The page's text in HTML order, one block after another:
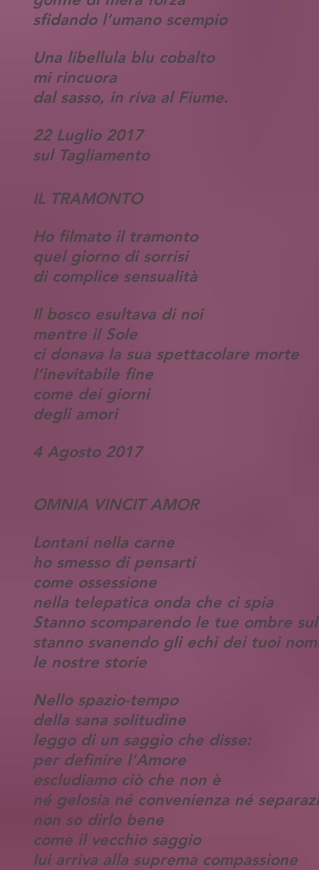
sfidando l’umano scempio
Una libellula blu cobalto
mi rincuora
dal sasso, in riva al Fiume.
22 Luglio 2017
sul Tagliamento
IL TRAMONTO
Ho filmato il tramonto
quel giorno di sorrisi
di complice sensualità
Il bosco esultava di noi
mentre il Sole
ci donava la sua spettacolare morte
l’inevitabile fine
come dei giorni
degli amori
4 Agosto 2017
OMNIA VINCIT AMOR
Lontani nella carne
ho smesso di pensarti
come ossessione
nella telepatica onda che ci spia
Stanno scomparendo le tue ombre
stanno svanendo gli echi dei tuoi
le nostre storie
Nello spazio-tempo
della sana solitudine
leggo di un saggio che disse:
per definire l’Amore
escludiamo ciò che non è
né gelosia né convenienza né
non so dirlo bene
come il vecchio saggio
lui arriva alla suprema compassione